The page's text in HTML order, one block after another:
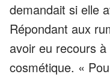
demandait si elle
Répondant aux
avoir eu recours
cosmétique. «